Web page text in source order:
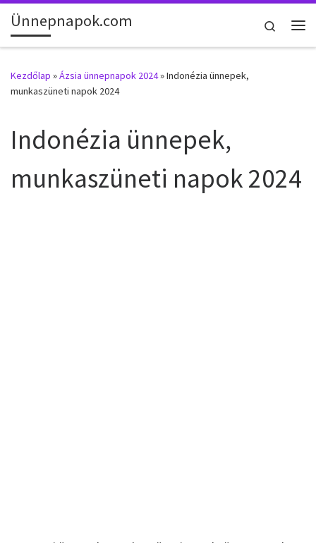
Skip to content
Ünnepnapok.com
Search
Kezdőlap »Ázsia ünnepnapok 2024»Indonézia ünnepek,
munkaszüneti napok 2024
Indonézia ünnepek,
munkaszüneti napok 2024